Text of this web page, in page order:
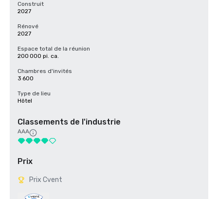
Construit
2027
Rénové
2027
Espace total de la réunion
200 000 pi. ca.
Chambres d'invités
3 600
Type de lieu
Hôtel
Classements de l'industrie
AAA
Prix
Prix Cvent